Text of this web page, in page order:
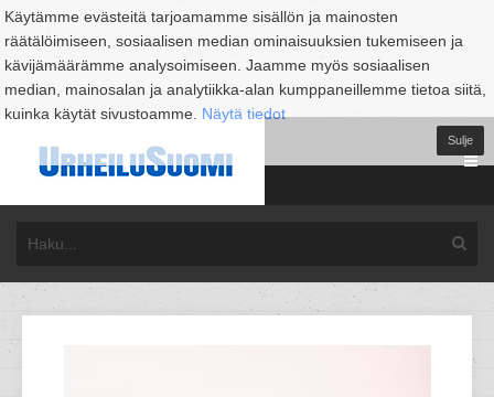
Käytämme evästeitä tarjoamamme sisällön ja mainosten
räätälöimiseen, sosiaalisen median ominaisuuksien tukemiseen ja
kävijämäärämme analysoimiseen. Jaamme myös sosiaalisen
median, mainosalan ja analytiikka-alan kumppaneillemme tietoa siitä,
kuinka käytät sivustoamme. Näytä tiedot
Sulje